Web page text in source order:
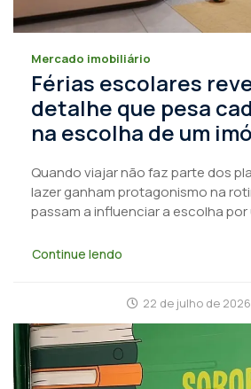
Mercado imobiliário
Férias escolares
detalhe que pesa
na escolha de um
Quando viajar não faz parte dos
lazer ganham protagonismo na
passam a influenciar a escolha por
Continue lendo
22 de julho de 2026